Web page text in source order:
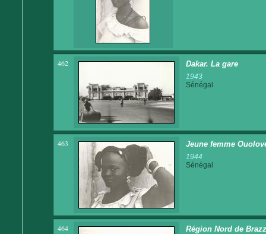
462 Dakar. La gare
1943
Sénégal
463 Jeune femme
1944
Sénégal
464 Région Nord de